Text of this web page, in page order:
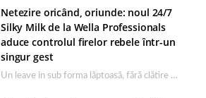
Netezire oricând, oriunde: noul 24/7
Silky Milk de la Wella Professionals
aduce controlul firelor rebele într-un
singur gest
Un leave in sub forma lăptoasă, fără clătire care completează rutina Ultimate Smooth și transformă…